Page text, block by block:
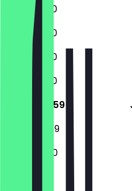
12:00 - 21:30
12:00 - 21:30
12:00 - 21:30
12:00 - 21:30
12:00 - 23:59
13:00 - 23:59
15:00 - 21:30